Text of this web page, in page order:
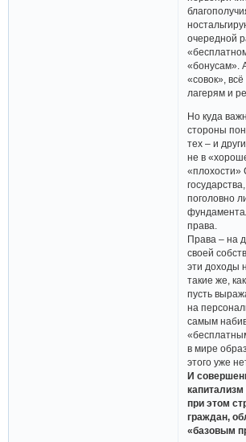
очередной
«бонусам».
«совок»,
лагерям и
Но куда
стороны
тех – и
не в
«плохости»
поголовно
права.
Права – на
своей
эти доходы
такие же,
пусть
на
самым
в мире
этого уже
И
при этом
граждан,
«базовым